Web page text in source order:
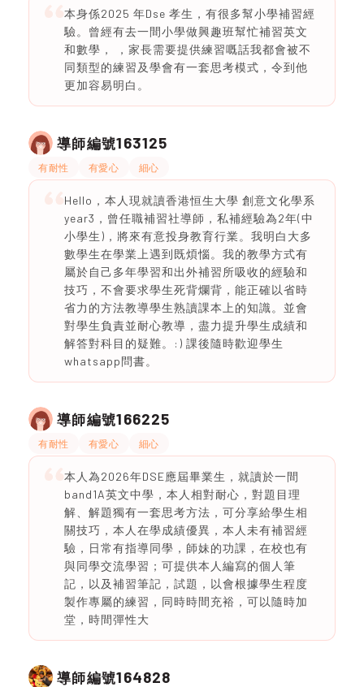
本身係2025 年Dse 孝生，有很多幫小學補習經
驗。曾經有去一間小學做興趣班幫忙補習英文
和數學， ，家長需要提供練習嘅話我都會被不
同類型的練習及學會有一套思考模式，令到他
更加容易明白。
導師編號163125
有耐性 有愛心 細心
Hello，本人現就讀香港恒生大學 創意文化學系
year3，曾任職補習社導師，私補經驗為2年(中
小學生)，將來有意投身教育行業。我明白大多
數學生在學業上遇到既煩惱。我的教學方式有
屬於自己多年學習和出外補習所吸收的經驗和
技巧，不會要求學生死背爛背，能正確以省時
省力的方法教導學生熟讀課本上的知識。並會
對學生負責並耐心教導，盡力提升學生成績和
解答對科目的疑難。:) 課後隨時歡迎學生
whatsapp問書。
導師編號166225
有耐性 有愛心 細心
本人為2026年DSE應屆畢業生，就讀於一間
band1A英文中學，本人相對耐心，對題目理
解、解題獨有一套思考方法，可分享給學生相
關技巧，本人在學成績優異，本人未有補習經
驗，日常有指導同學，師妹的功課，在校也有
與同學交流學習；可提供本人編寫的個人筆
記，以及補習筆記，試題，以會根據學生程度
製作專屬的練習，同時時間充裕，可以隨時加
堂，時間彈性大
導師編號164828